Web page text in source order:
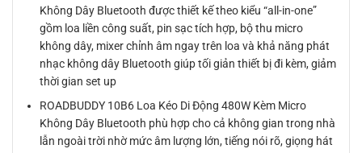
Không Dây Bluetooth được thiết kế theo kiểu “all-in-one”
gồm loa liền công suất, pin sạc tích hợp, bộ thu micro
không dây, mixer chỉnh âm ngay trên loa và khả năng phát
nhạc không dây Bluetooth giúp tối giản thiết bị đi kèm, giảm
thời gian set up
ROADBUDDY 10B6 Loa Kéo Di Động 480W Kèm Micro
Không Dây Bluetooth phù hợp cho cả không gian trong nhà
lẫn ngoài trời nhờ mức âm lượng lớn, tiếng nói rõ, giọng hát